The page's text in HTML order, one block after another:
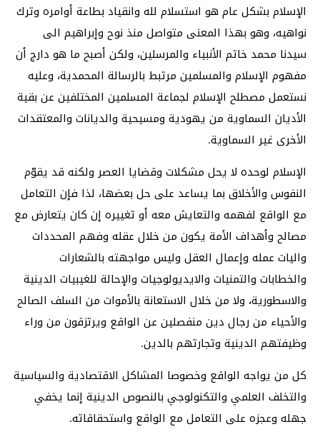
الإسلام بشكل عام هو استسلام لله وانقياد بطاعة أوامره وترك
نواهيه، وهو بهذا المعنى متواصل منذ نوح وإبراهيم الى
سيدنا محمد خاتم الأنبياء والمرسلين، ولكن أصبح ما هو دارج أن
مفهوم الإسلام والمسلمين مرتبط بالرسالة المحمدية، وعليه
نستعمل مصطلح الإسلام لجماعة المسلمين المختلفين عن بقية
الأديان السماوية من يهودية ومسيحية والديانات والمعتقدات
الأخرى غير السماوية.
الإسلام لوحده لا يحل مشكلات وقضايا العصر ولكنه قد يقوّم
النفوس والأخلاق بما يساعد على حل بعضها، لذا فإن التعامل
مع الواقع لفهمه والتعايش معه أو تغييره إن كان يتعارض مع
مصالح وأهداف الأمة يكون من خلال عقله وفهم المحددات
واليات عمله وإعمال العقل وليس مواجهته بالشعارات
والخطابات والتمنيات والايديولوجيات والإحالة للغيبيات الدينية
والاسطورية، ولا من خلال الاستعانة بالأموات من السلف الصالح
والأحياء من رجال دين منفصلين عن الواقع ويرتزقون من وراء
وظيفتهم الدينية وتجارتهم بالدين.
كل من يواجه الواقع وخصوصا المشاكل الاقتصادية والسياسية
والتخلف العلمي والتكنولوجي بالنصوص الدينية إنما يخفي
جهله وعجزه على التعامل مع الواقع واستحقاقاته.